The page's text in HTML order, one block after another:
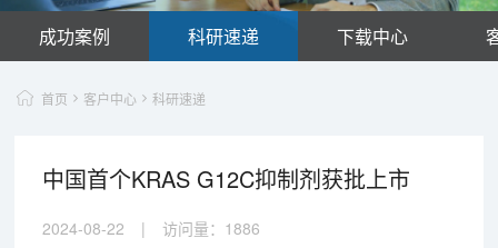
成功案例 科研速递 下载中心
首页 客户中心 科研速递
中国首个KRAS G12C抑制剂获批上市
2024-08-22 | 访问量： 1886